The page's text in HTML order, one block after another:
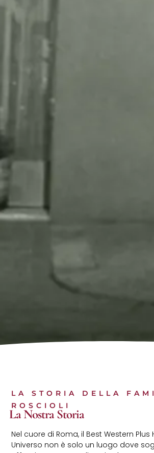
LA STORIA DELLA
ROSCIOLI
La Nostra Storia
Nel cuore di Roma, il Best Western Plus
Universo non è solo un luogo dove